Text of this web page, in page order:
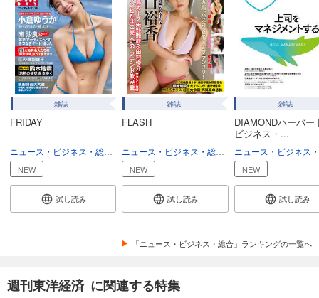
試し読み
あらすじを表示する
週刊東洋経済 2025/12/13号
880
円 (税込)
試し読み
週刊東洋経済 2025/12/6号
880円 (税込)
あらすじを表示する
880 円 (税込)
雑誌
FRIDAY
総合
NEW
試し読み
雑誌
FLASH
総合
NEW
試し読み
雑誌
DIAMONDハーバー
ビジネス・...
NEW
試し読み
「ニュース・ビジネス・総合」ランキングの一覧へ
週刊東洋経済 に関連する特集